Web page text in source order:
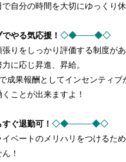
自分の時間を大切にゆっくり休
やる気応援！ ◇◆───◆◇
りをしっかり評価する制度があ
に応じ昇進、昇給。
成果報酬としてインセンティブ
ことが出来ますよ！
ぐ退勤可！ ◇◆────◆◇
ベートのメリハリをつけるた
！